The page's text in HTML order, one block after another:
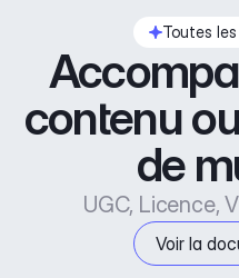
Toutes
contenu
de
UGC, Licence,
Voir la